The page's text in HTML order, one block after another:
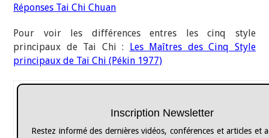
Réponses Tai Chi Chuan
Pour voir les différences entres les cinq style
principaux de Tai Chi : Les Maîtres des Cinq Style
principaux de Tai Chi (Pékin 1977)
Inscription Newsletter
Restez informé des dernières vidéos, conférences et articles et